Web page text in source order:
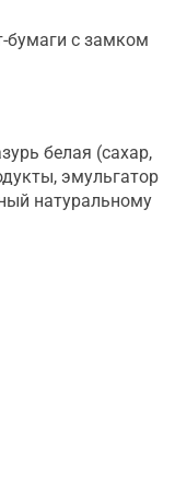
бумаги с замком
белая (сахар,
эмульгатор
натуральному